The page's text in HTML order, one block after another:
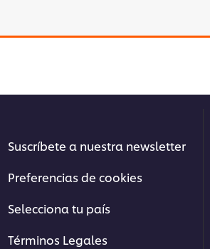
del webinar en pdf
Suscríbete a nuestra newsletter
Preferencias de cookies
Selecciona tu país
Términos Legales